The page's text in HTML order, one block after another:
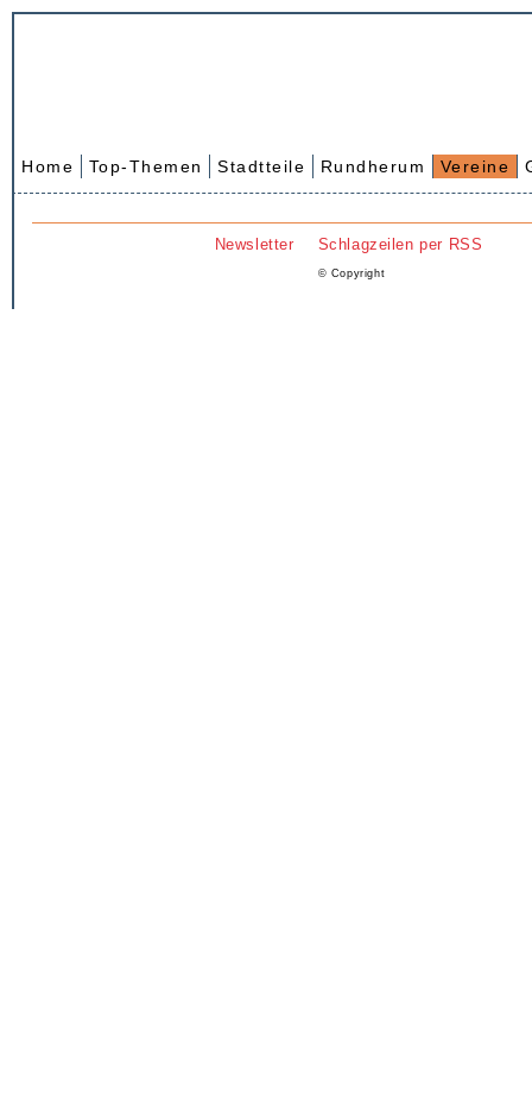
Home Top-Themen Stadtteile Rundherum Vereine
Newsletter Schlagzeilen per RSS
© Copyright